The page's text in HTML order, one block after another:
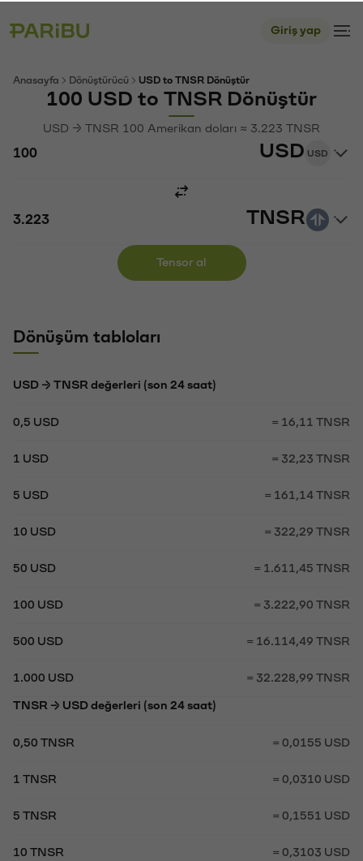
Giriş yap
Anasayfa Dönüştürücü USD to TNSR Dönüştür
100 USD to TNSR Dönüştür
USD → TNSR 100 Amerikan doları ≈ 3.223 TNSR
USD USD
TNSR
Tensor al
Dönüşüm tabloları
USD → TNSR değerleri (son 24 saat)
0,5 USD = 16,11 TNSR
1 USD = 32,23 TNSR
5 USD = 161,14 TNSR
10 USD = 322,29 TNSR
50 USD = 1.611,45 TNSR
100 USD = 3.222,90 TNSR
500 USD = 16.114,49 TNSR
1.000 USD = 32.228,99 TNSR
TNSR → USD değerleri (son 24 saat)
0,50 TNSR = 0,0155 USD
1 TNSR = 0,0310 USD
5 TNSR = 0,1551 USD
10 TNSR = 0,3103 USD